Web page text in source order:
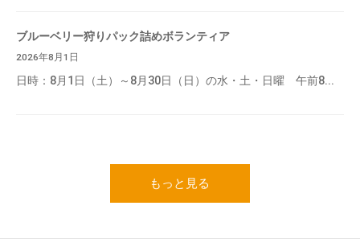
ブルーベリー狩りパック詰めボランティア
2026年8月1日
日時：8月1日（土）～8月30日（日）の水・土・日曜 午前8...
もっと見る